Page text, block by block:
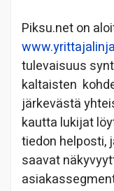
Piksu.net on
tulevaisuus
kaltaisten
järkevästä
kautta lukijat
tiedon helposti,
saavat